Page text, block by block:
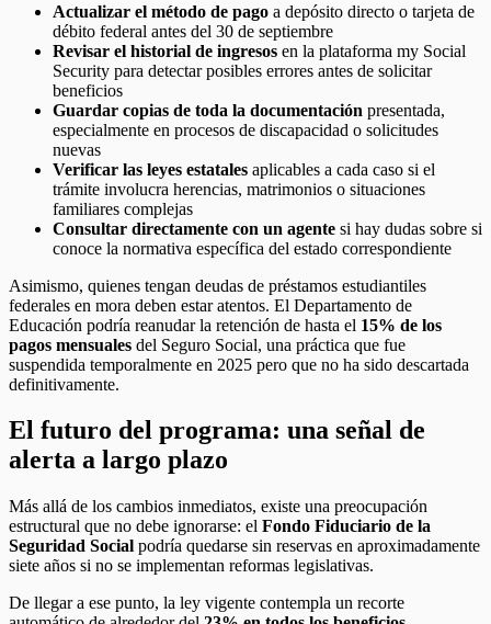
Actualizar el método de pago a depósito directo o tarjeta de
débito federal antes del 30 de septiembre
Revisar el historial de ingresos en la plataforma my Social
Security para detectar posibles errores antes de solicitar
beneficios
Guardar copias de toda la documentación presentada,
especialmente en procesos de discapacidad o solicitudes
nuevas
Verificar las leyes estatales aplicables a cada caso si el
trámite involucra herencias, matrimonios o situaciones
familiares complejas
Consultar directamente con un agente si hay dudas sobre si
conoce la normativa específica del estado correspondiente
Asimismo, quienes tengan deudas de préstamos estudiantiles
federales en mora deben estar atentos. El Departamento de
Educación podría reanudar la retención de hasta el 15% de los
pagos mensuales del Seguro Social, una práctica que fue
suspendida temporalmente en 2025 pero que no ha sido descartada
definitivamente.
El futuro del programa: una señal de
alerta a largo plazo
Más allá de los cambios inmediatos, existe una preocupación
estructural que no debe ignorarse: el Fondo Fiduciario de la
Seguridad Social podría quedarse sin reservas en aproximadamente
siete años si no se implementan reformas legislativas.
De llegar a ese punto, la ley vigente contempla un recorte